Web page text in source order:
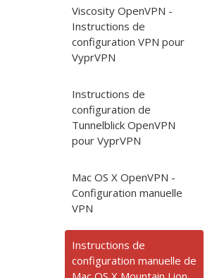
Viscosity OpenVPN -
Instructions de
configuration VPN pour
VyprVPN
Instructions de
configuration de
Tunnelblick OpenVPN
pour VyprVPN
Mac OS X OpenVPN -
Configuration manuelle
VPN
Instructions de
configuration manuelle de